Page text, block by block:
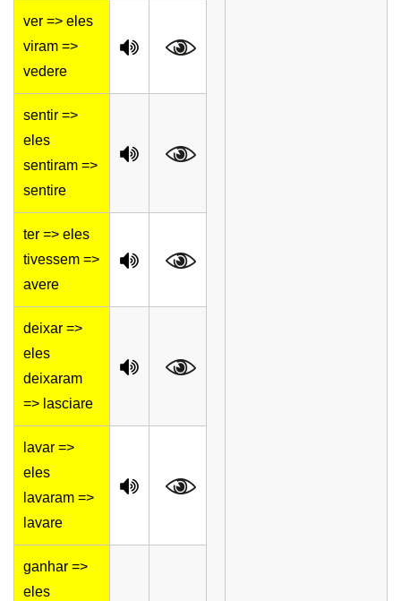
ver => eles
viram =>
vedere
sentir =>
eles
sentiram =>
sentire
ter => eles
tivessem =>
avere
deixar =>
eles
deixaram
=> lasciare
lavar =>
eles
lavaram =>
lavare
ganhar =>
eles